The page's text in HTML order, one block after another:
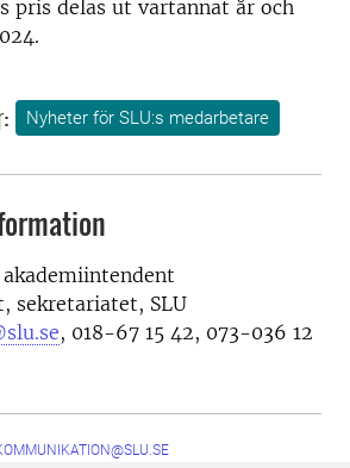
pris delas ut vartannat år och
Nyheter för SLU:s medarbetare
akademiintendent
sekretariatet, SLU
, 018-67 15 42, 073-036 12